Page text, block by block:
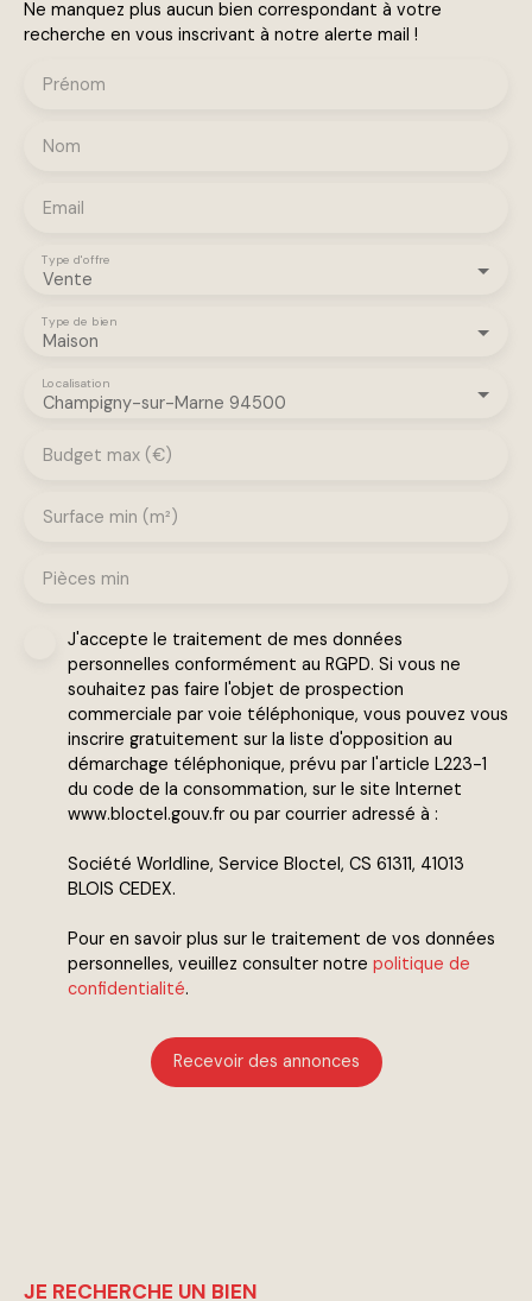
Ne manquez plus aucun bien correspondant à votre
recherche en vous inscrivant à notre alerte mail !
Prénom
Nom
Email
Vente
Type d'offre
Maison
Type de bien
Champigny-sur-Marne 94500
Localisation
Budget max (€)
Surface min (m²)
Pièces min
J'accepte le traitement de mes données
personnelles conformément au RGPD. Si vous ne
souhaitez pas faire l'objet de prospection
commerciale par voie téléphonique, vous pouvez vous
inscrire gratuitement sur la liste d'opposition au
démarchage téléphonique, prévu par l'article L223-1
du code de la consommation, sur le site Internet
www.bloctel.gouv.fr ou par courrier adressé à :
Société Worldline, Service Bloctel, CS 61311, 41013
BLOIS CEDEX.
Pour en savoir plus sur le traitement de vos données
personnelles, veuillez consulter notre politique de
confidentialité.
Recevoir des annonces
JE RECHERCHE UN BIEN